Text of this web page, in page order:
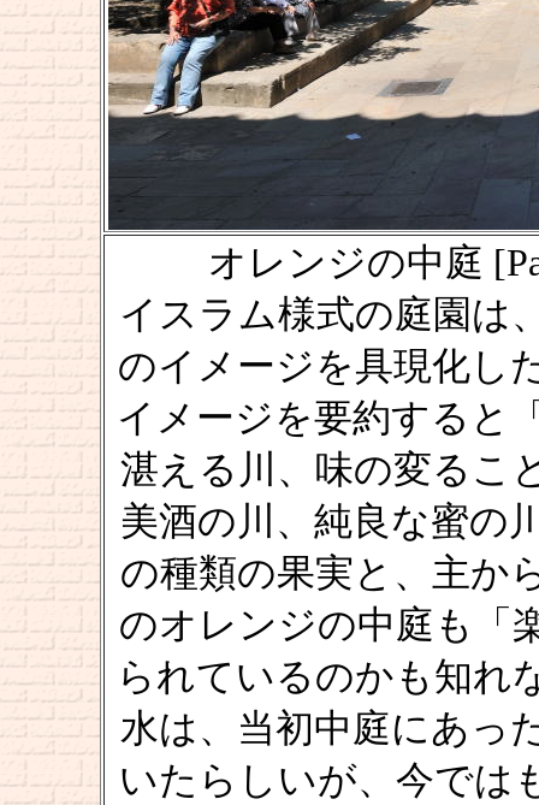
オレンジの中庭
イスラム様式の庭園は
のイメージを具現化し
イメージを要約すると
湛える川、味の変るこ
美酒の川、純良な蜜の
の種類の果実と、主か
のオレンジの中庭も「
られているのかも知
水は、当初中庭にあっ
いたらしいが、今で